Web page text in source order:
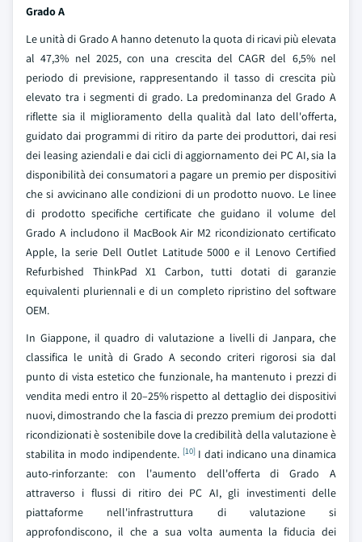
Grado A
Le unità di Grado A hanno detenuto la quota di ricavi più elevata
al 47,3% nel 2025, con una crescita del CAGR del 6,5% nel
periodo di previsione, rappresentando il tasso di crescita più
elevato tra i segmenti di grado. La predominanza del Grado A
riflette sia il miglioramento della qualità dal lato dell'offerta,
guidato dai programmi di ritiro da parte dei produttori, dai resi
dei leasing aziendali e dai cicli di aggiornamento dei PC AI, sia la
disponibilità dei consumatori a pagare un premio per dispositivi
che si avvicinano alle condizioni di un prodotto nuovo. Le linee
di prodotto specifiche certificate che guidano il volume del
Grado A includono il MacBook Air M2 ricondizionato certificato
Apple, la serie Dell Outlet Latitude 5000 e il Lenovo Certified
Refurbished ThinkPad X1 Carbon, tutti dotati di garanzie
equivalenti pluriennali e di un completo ripristino del software
OEM.
In Giappone, il quadro di valutazione a livelli di Janpara, che
classifica le unità di Grado A secondo criteri rigorosi sia dal
punto di vista estetico che funzionale, ha mantenuto i prezzi di
vendita medi entro il 20–25% rispetto al dettaglio dei dispositivi
nuovi, dimostrando che la fascia di prezzo premium dei prodotti
ricondizionati è sostenibile dove la credibilità della valutazione è
stabilita in modo indipendente. [10]I dati indicano una dinamica
auto-rinforzante: con l'aumento dell'offerta di Grado A
attraverso i flussi di ritiro dei PC AI, gli investimenti delle
piattaforme nell'infrastruttura di valutazione si
approfondiscono, il che a sua volta aumenta la fiducia dei